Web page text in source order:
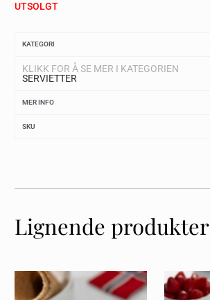
UTSOLGT
KATEGORI
KLIKK FOR Å SE MER I KATEGORIEN
SERVIETTER
MER INFO
SKU
Lignende produkter